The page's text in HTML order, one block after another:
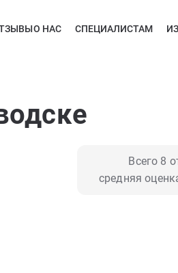
О НАС СПЕЦИАЛИСТАМ
Всего 8
средняя